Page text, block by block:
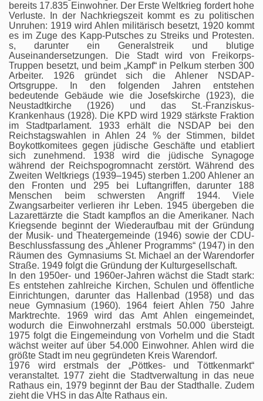
bereits 17.835 Einwohner. Der Erste Weltkrieg fordert hohe
Verluste. In der Nachkriegszeit kommt es zu politischen
Unruhen: 1919 wird Ahlen militärisch besetzt, 1920 kommt
es im Zuge des Kapp-Putsches zu Streiks und Protesten.
s, darunter ein Generalstreik und blutige
Auseinandersetzungen. Die Stadt wird von Freikorps-
Truppen besetzt, und beim „Kampf“ in Pelkum sterben 300
Arbeiter. 1926 gründet sich die Ahlener NSDAP-
Ortsgruppe. In den folgenden Jahren entstehen
bedeutende Gebäude wie die Josefskirche (1923), die
Neustadtkirche (1926) und das St.-Franziskus-
Krankenhaus (1928). Die KPD wird 1929 stärkste Fraktion
im Stadtparlament. 1933 erhält die NSDAP bei den
Reichstagswahlen in Ahlen 24 % der Stimmen, bildet
Boykottkomitees gegen jüdische Geschäfte und etabliert
sich zunehmend. 1938 wird die jüdische Synagoge
während der Reichspogromnacht zerstört. Während des
Zweiten Weltkriegs (1939–1945) sterben 1.200 Ahlener an
den Fronten und 295 bei Luftangriffen, darunter 188
Menschen beim schwersten Angriff 1944. Viele
Zwangsarbeiter verlieren ihr Leben. 1945 übergeben die
Lazarettärzte die Stadt kampflos an die Amerikaner. Nach
Kriegsende beginnt der Wiederaufbau mit der Gründung
der Musik- und Theatergemeinde (1946) sowie der CDU-
Beschlussfassung des „Ahlener Programms“ (1947) in den
Räumen des Gymnasiums St. Michael an der Warendorfer
Straße. 1949 folgt die Gründung der Kulturgesellschaft.
In den 1950er- und 1960er-Jahren wächst die Stadt stark:
Es entstehen zahlreiche Kirchen, Schulen und öffentliche
Einrichtungen, darunter das Hallenbad (1958) und das
neue Gymnasium (1960). 1964 feiert Ahlen 750 Jahre
Marktrechte. 1969 wird das Amt Ahlen eingemeindet,
wodurch die Einwohnerzahl erstmals 50.000 übersteigt.
1975 folgt die Eingemeindung von Vorhelm und die Stadt
wächst weiter auf über 54.000 Einwohner. Ahlen wird die
größte Stadt im neu gegründeten Kreis Warendorf.
1976 wird erstmals der „Pöttkes- und Töttkenmarkt“
veranstaltet. 1977 zieht die Stadtverwaltung in das neue
Rathaus ein, 1979 beginnt der Bau der Stadthalle. Zudem
zieht die VHS in das Alte Rathaus ein.